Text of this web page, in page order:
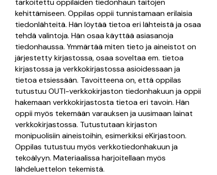
tarkoitettu oppilaiden tiedonhaun taitojen
kehittämiseen. Oppilas oppii tunnistamaan erilaisia
tiedonlähteitä. Hän löytää tietoa eri lähteistä ja osaa
tehdä valintoja. Hän osaa käyttää asiasanoja
tiedonhaussa. Ymmärtää miten tieto ja aineistot on
järjestetty kirjastossa, osaa soveltaa em. tietoa
kirjastossa ja verkkokirjastossa asioidessaan ja
tietoa etsiessään. Tavoitteena on, että oppilas
tutustuu OUTI-verkkokirjaston tiedonhakuun ja oppii
hakemaan verkkokirjastosta tietoa eri tavoin. Hän
oppii myös tekemään varauksen ja uusimaan lainat
verkkokirjastossa. Tutustutaan kirjaston
monipuolisiin aineistoihin, esimerkiksi eKirjastoon.
Oppilas tutustuu myös verkkotiedonhakuun ja
tekoälyyn. Materiaalissa harjoitellaan myös
lähdeluettelon tekemistä.